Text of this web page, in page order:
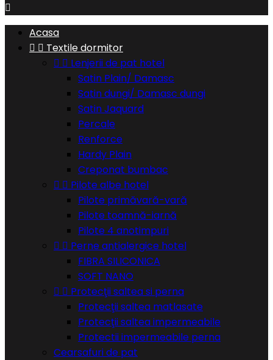

Acasa
  Textile dormitor
  Lenjerii de pat hotel
Satin Plain/ Damasc
Satin dungi/ Damasc dungi
Satin Jaquard
Percale
Renforce
Hardy Plain
Creponat bumbac
  Pilote albe hotel
Pilote primăvară-vară
Pilote toamnă-iarnă
Pilote 4 anotimpuri
  Perne antialergice hotel
FIBRA SILICONICA
SOFT NANO
  Protecţii saltea si perna
Protecţii saltea matlasate
Protecţii saltea impermeabile
Protectii impermeabile perna
Cearsafuri de pat